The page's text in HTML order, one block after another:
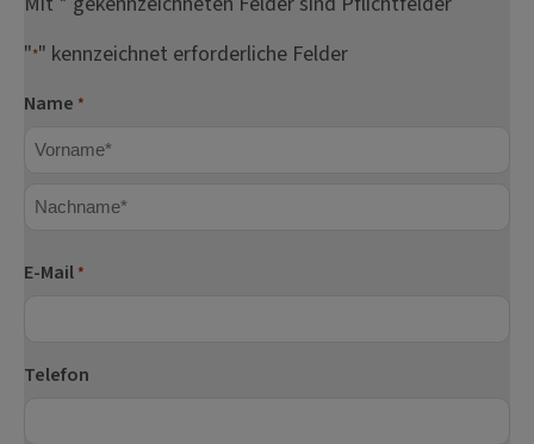
"*" kennzeichnet erforderliche Felder
Name *
E-Mail *
Telefon